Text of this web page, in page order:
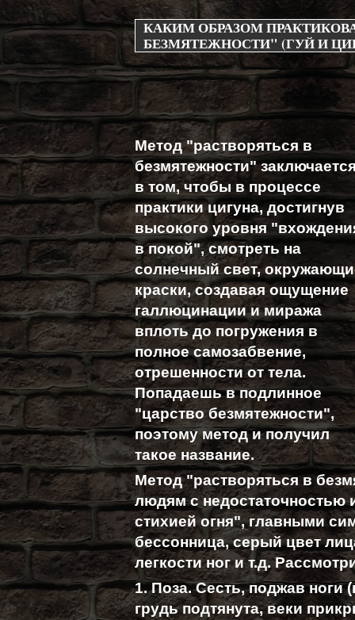
КАКИМ ОБРАЗОМ
БЕЗМЯТЕЖНОСТИ" (ГУЙ И
Метод "растворяться в
безмятежности"
в том, чтобы в процессе
практики цигуна, достигнув
высокого уровня
в покой", смотреть на
солнечный свет,
краски, создавая ощущение
галлюцинации и миража
вплоть до погружения в
полное самозабвение,
отрешенности от тела.
Попадаешь в подлинное
"царство безмятежности",
поэтому метод и получил
такое название.
Метод "растворяться в
людям с недостаточностью
стихией огня", главными
бессонница, серый цвет
легкости ног и т.д.
1. Поза. Сесть, поджав ноги
грудь подтянута, веки